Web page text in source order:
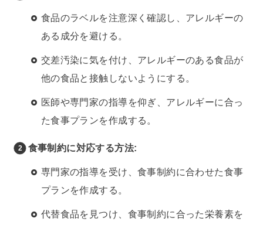
食品のラベルを注意深く確認し、アレルギーの
ある成分を避ける。
交差汚染に気を付け、アレルギーのある食品が
他の食品と接触しないようにする。
医師や専門家の指導を仰ぎ、アレルギーに合っ
た食事プランを作成する。
食事制約に対応する方法:
専門家の指導を受け、食事制約に合わせた食事
プランを作成する。
代替食品を見つけ、食事制約に合った栄養素を